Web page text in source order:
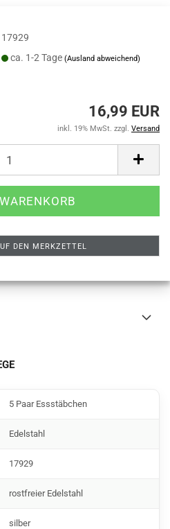
17929
ca. 1-2 Tage(Ausland abweichend)
16,99 EUR
inkl. 19% MwSt. zzgl. Versand
DEN MERKZETTEL
5 Paar Essstäbchen
Edelstahl
17929
rostfreier Edelstahl
silber